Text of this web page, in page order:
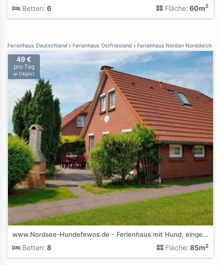
Betten: 6 Fläche: 60m2
Ferienhaus Deutschland Ferienhaus Ostfriesland Ferienhaus Norden Norddeich
49 €
pro Tag
je Objekt
www.Nordsee-Hundefewos.de - Ferienhaus mit Hund, eingezäunt
Betten: 8 Fläche: 85m2